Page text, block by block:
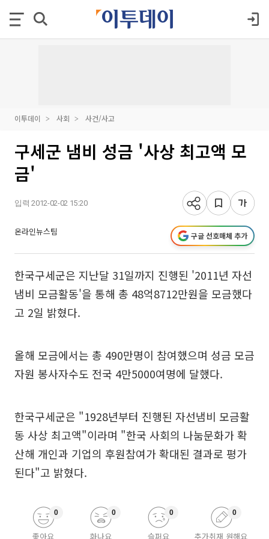
이투데이 사회 사건/사고
구세군 냄비 성금 '사상 최고액 모
금'
입력 2012-02-02 15:20
온라인뉴스팀 구글 선호매체 추가
한국구세군은 지난달 31일까지 진행된 '2011년 자선
냄비 모금활동'을 통해 총 48억8712만원을 모금했다
고 2일 밝혔다.
올해 모금에서는 총 490만명이 참여했으며 성금 모금
자원 봉사자수도 전국 4만5000여명에 달했다.
한국구세군은 "1928년부터 진행된 자선냄비 모금활
동 사상 최고액"이라며 "한국 사회의 나눔문화가 확
산해 개인과 기업의 후원참여가 확대된 결과로 평가
된다"고 밝혔다.
좋아요
0
화나요
0
슬퍼요
0
추가취재 원해요
0